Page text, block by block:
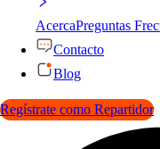
AcercaPreguntas
Contacto
Blog
Regístrate como Repartidor